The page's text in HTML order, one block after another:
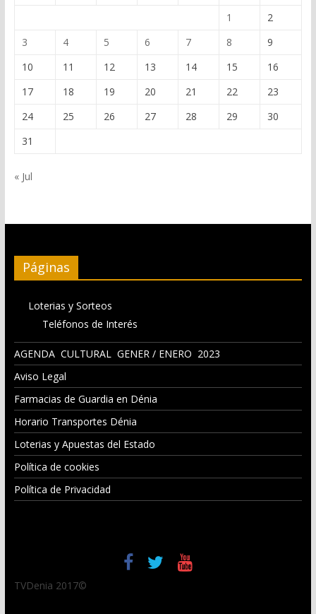
1
2
3
4 5 6 7 8
9
10
11 12 13 14 15
16
17
18 19 20 21 22
23
24
25 26 27 28 29
30
31
« Jul
Páginas
Loterias y Sorteos
Teléfonos de Interés
AGENDA CULTURAL GENER / ENERO 2023
Aviso Legal
Farmacias de Guardia en Dénia
Horario Transportes Dénia
Loterias y Apuestas del Estado
Política de cookies
Política de Privacidad
TVDenia 2017©